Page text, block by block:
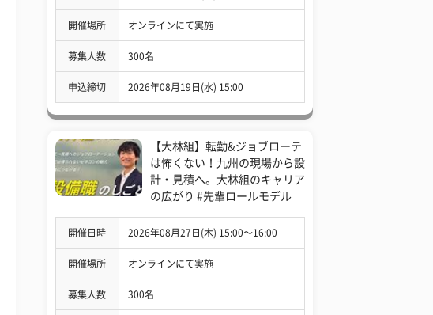
開催場所 オンラインにて実施
募集人数 300名
申込締切 2026年08月19日(水) 15:00
【大林組】転勤&ジョブローテ
は怖くない！九州の現場から設
計・見積へ。大林組のキャリア
の広がり #先輩ロールモデル
開催日時 2026年08月27日(木) 15:00〜16:00
開催場所 オンラインにて実施
募集人数 300名